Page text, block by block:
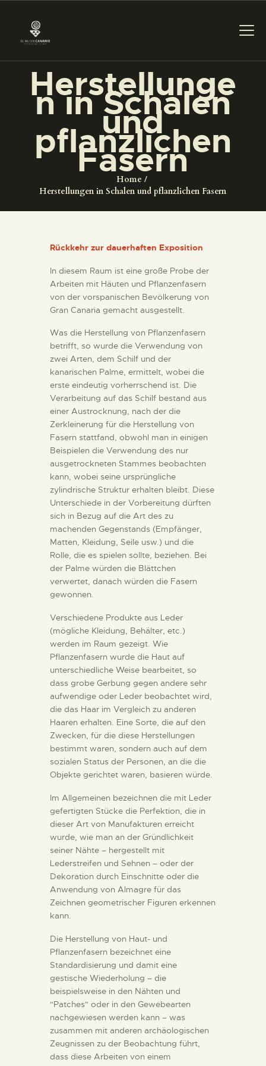
Herstellunge
n in Schalen
und
pflanzlichen
Fasern
Home
Herstellungen in Schalen und pflanzlichen Fasern
DAS MUSEUM
DIENSTLEISTUNGEN
DIGITALE RESSOURCEN
DAS MUSEUM
DIENSTLEISTUNGEN
DIGITALE RESSOURCEN
DEUTSCH
Rückkehr zur dauerhaften Exposition
In diesem Raum ist eine große Probe der
Arbeiten mit Häuten und Pflanzenfasern
von der vorspanischen Bevölkerung von
Gran Canaria gemacht ausgestellt.
Was die Herstellung von Pflanzenfasern
betrifft, so wurde die Verwendung von
zwei Arten, dem Schilf und der
kanarischen Palme, ermittelt, wobei die
erste eindeutig vorherrschend ist. Die
Verarbeitung auf das Schilf bestand aus
einer Austrocknung, nach der die
Zerkleinerung für die Herstellung von
Fasern stattfand, obwohl man in einigen
Beispielen die Verwendung des nur
ausgetrockneten Stammes beobachten
kann, wobei seine ursprüngliche
zylindrische Struktur erhalten bleibt. Diese
Unterschiede in der Vorbereitung dürften
sich in Bezug auf die Art des zu
machenden Gegenstands (Empfänger,
Matten, Kleidung, Seile usw.) und die
Rolle, die es spielen sollte, beziehen. Bei
der Palme würden die Blättchen
verwertet, danach würden die Fasern
gewonnen.
Verschiedene Produkte aus Leder
(mögliche Kleidung, Behälter, etc.)
werden im Raum gezeigt. Wie
Pflanzenfasern wurde die Haut auf
unterschiedliche Weise bearbeitet, so
dass grobe Gerbung gegen andere sehr
aufwendige oder Leder beobachtet wird,
die das Haar im Vergleich zu anderen
Haaren erhalten. Eine Sorte, die auf den
Zwecken, für die diese Herstellungen
bestimmt waren, sondern auch auf dem
sozialen Status der Personen, an die die
Objekte gerichtet waren, basieren würde.
Im Allgemeinen bezeichnen die mit Leder
gefertigten Stücke die Perfektion, die in
dieser Art von Manufakturen erreicht
wurde, wie man an der Gründlichkeit
seiner Nähte – hergestellt mit
Lederstreifen und Sehnen – oder der
Dekoration durch Einschnitte oder die
Anwendung von Almagre für das
Zeichnen geometrischer Figuren erkennen
kann.
Die Herstellung von Haut- und
Pflanzenfasern bezeichnet eine
Standardisierung und damit eine
gestische Wiederholung – die
beispielsweise in den Nähten und
"Patches" oder in den Gewebearten
nachgewiesen werden kann – was
zusammen mit anderen archäologischen
Zeugnissen zu der Beobachtung führt,
dass diese Arbeiten von einem